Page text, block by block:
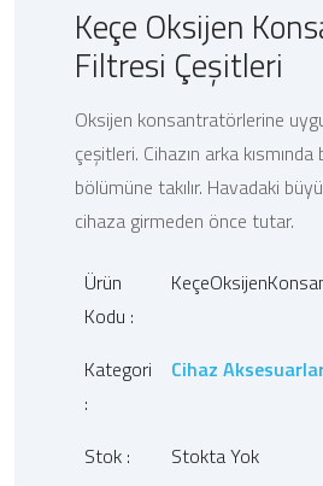
Keçe Oksijen
Filtresi Çeşitleri
Oksijen konsantratörlerine
çeşitleri. Cihazın arka
bölümüne takılır. Havadaki
cihaza girmeden önce tutar.
Ürün
Kodu :
Kategori
:
Cihaz
Stok : Stokta Yok